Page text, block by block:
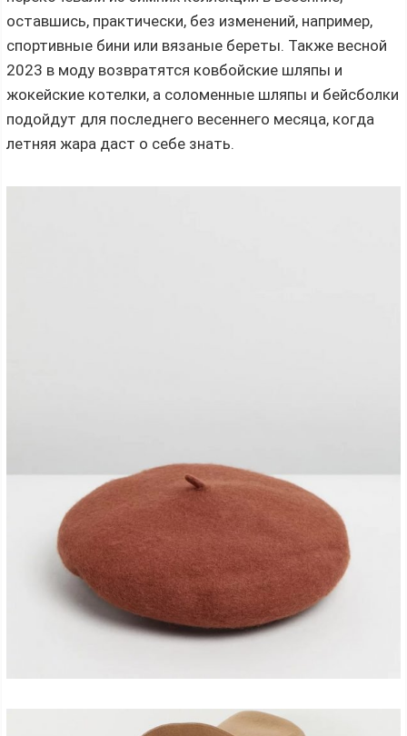
оставшись, практически, без изменений, например,
спортивные бини или вязаные береты. Также весной
2023 в моду возвратятся ковбойские шляпы и
жокейские котелки, а соломенные шляпы и бейсболки
подойдут для последнего весеннего месяца, когда
летняя жара даст о себе знать.